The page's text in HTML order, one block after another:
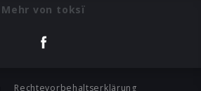
Mehr von toksï
Rechtevorbehaltserklärung